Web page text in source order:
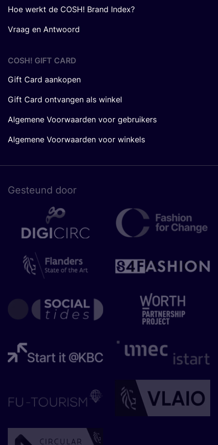
Hoe werkt de COSH! Brand Index?
Vraag en Antwoord
COSH! GIFT CARD
Gift Card aankopen
Gift Card ontvangen als winkel
Algemene Voorwaarden voor gebruikers
Algemene Voorwaarden voor winkels
Gesteund door